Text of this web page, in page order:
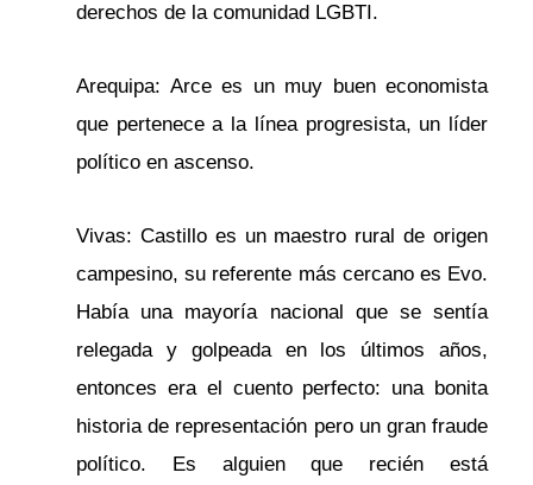
derechos de la comunidad LGBTI.
Arequipa: Arce es un muy buen economista
que pertenece a la línea progresista, un líder
político en ascenso.
Vivas: Castillo es un maestro rural de origen
campesino, su referente más cercano es Evo.
Había una mayoría nacional que se sentía
relegada y golpeada en los últimos años,
entonces era el cuento perfecto: una bonita
historia de representación pero un gran fraude
político. Es alguien que recién está